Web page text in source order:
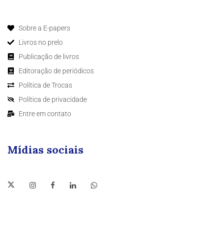
Sobre a E-papers
Livros no prelo
Publicação de livros
Editoração de periódicos
Política de Trocas
Política de privacidade
Entre em contato
Mídias sociais